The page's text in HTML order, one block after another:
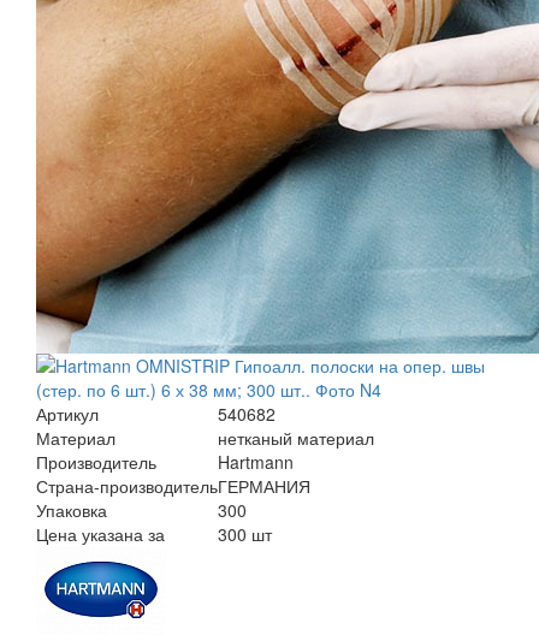
Артикул
540682
Материал
нетканый материал
Производитель
Hartmann
Страна-производительГЕРМАНИЯ
Упаковка
300
Цена указана за
300 шт